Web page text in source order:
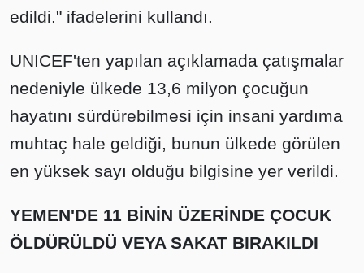
edildi." ifadelerini kullandı.
UNICEF'ten yapılan açıklamada çatışmalar
nedeniyle ülkede 13,6 milyon çocuğun
hayatını sürdürebilmesi için insani yardıma
muhtaç hale geldiği, bunun ülkede görülen
en yüksek sayı olduğu bilgisine yer verildi.
YEMEN'DE 11 BİNİN ÜZERİNDE ÇOCUK
ÖLDÜRÜLDÜ VEYA SAKAT BIRAKILDI